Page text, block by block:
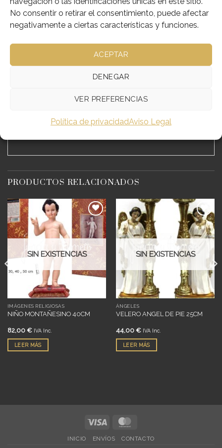
No consentir o retirar el consentimiento, puede afectar
negativamente a ciertas características y funciones.
ACEPTAR
DENEGAR
VER PREFERENCIAS
Política de privacidadAviso Legal
SKU:176-PB0219
Serie Económica Resina
IMAGEN EN RESINA POLICROMADA
PRODUCTOS RELACIONADOS
Añadir
a
deseos
SIN EXISTENCIAS
IMÁGENES RELIGIOSAS
NIÑO MONTAÑESINO 40CM
82,00 € IVA Inc.
LEER MÁS
Añadir
a
deseos
SIN EXISTENCIAS
ÁNGELES
VELERO ANGEL DE PIE 25CM
44,00 € IVA Inc.
LEER MÁS
Visa
INICIO ENVÍOS CONTACTO